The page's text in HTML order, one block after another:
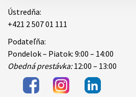
Ústredňa:
+421 2 507 01 111
Podateľňa:
Pondelok – Piatok: 9:00 – 14:00
Obedná prestávka:12:00 – 13:00